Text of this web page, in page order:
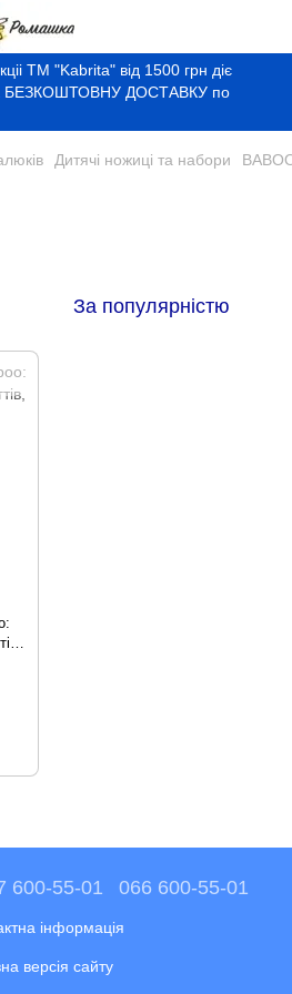
ТМ "Kabrita" від 1500 грн діє
БЕЗКОШТОВНУ ДОСТАВКУ по
Дитячі ножиці та набори
За популярністю
600-55-01 066 600-55-01
інформація
версія сайту